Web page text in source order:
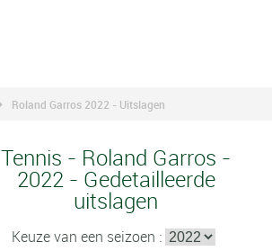
Roland Garros 2022 - Uitslagen
Tennis - Roland Garros -
2022 - Gedetailleerde
uitslagen
Keuze van een seizoen :